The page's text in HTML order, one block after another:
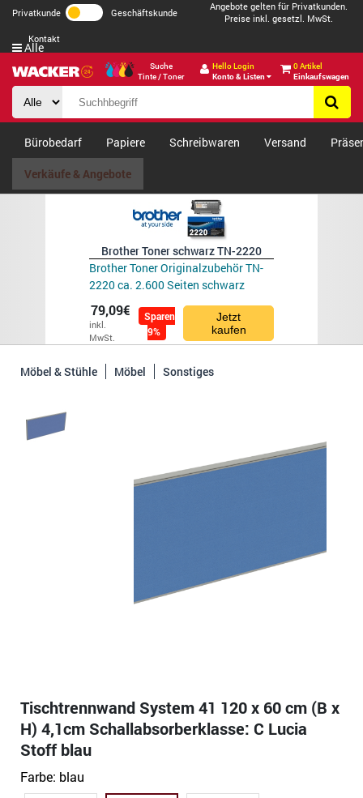
Privatkunde Geschäftskunde
Angebote gelten für Privatkunden.
Preise inkl. gesetzl. MwSt.
Kontakt
Suche
Tinte / Toner
Hello Login
Konto & Listen
0 Artikel
Einkaufswagen
Alle
Bürobedarf Papiere Schreibwaren Versand
Verkäufe & Angebote
Brother Toner schwarz TN-2220
Brother Toner Originalzubehör TN-
2220 ca. 2.600 Seiten schwarz
79,09€
inkl.
MwSt.
Sparen
9%
Jetzt
kaufen
Möbel & Stühle Möbel Sonstiges
Tischtrennwand System 41 120 x 60 cm (B x
H) 4,1cm Schallabsorberklasse: C Lucia
Stoff blau
Farbe: blau